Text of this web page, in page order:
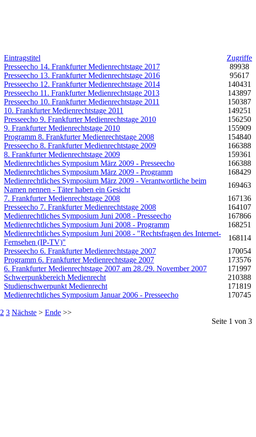
Eintragstitel
Zugriffe
Presseecho 14. Frankfurter Medienrechtstage 2017
89938
Presseecho 13. Frankfurter Medienrechtstage 2016
95617
Presseecho 12. Frankfurter Medienrechtstage 2014
140431
Presseecho 11. Frankfurter Medienrechtstage 2013
143897
Presseecho 10. Frankfurter Medienrechtstage 2011
150387
10. Frankfurter Medienrechtstage 2011
149251
Presseecho 9. Frankfurter Medienrechtstage 2010
156250
9. Frankfurter Medienrechtstage 2010
155909
Programm 8. Frankfurter Medienrechtstage 2008
154840
Presseecho 8. Frankfurter Medienrechtstage 2009
166388
8. Frankfurter Medienrechtstage 2009
159361
Medienrechtliches Symposium März 2009 - Presseecho
166388
Medienrechtliches Symposium März 2009 - Programm
168429
Medienrechtliches Symposium März 2009 - Verantwortliche beim
Namen nennen - Täter haben ein Gesicht
169463
7. Frankfurter Medienrechtstage 2008
167136
Presseecho 7. Frankfurter Medienrechtstage 2008
164107
Medienrechtliches Symposium Juni 2008 - Presseecho
167866
Medienrechtliches Symposium Juni 2008 - Programm
168251
Medienrechtliches Symposium Juni 2008 - "Rechtsfragen des Internet-
Fernsehen (IP-TV)"
168114
Presseecho 6. Frankfurter Medienrechtstage 2007
170054
Programm 6. Frankfurter Medienrechtstage 2007
173576
6. Frankfurter Medienrechtstage 2007 am 28./29. November 2007
171997
Schwerpunkbereich Medienrecht
210388
Studienschwerpunkt Medienrecht
171819
Medienrechtliches Symposium Januar 2006 - Presseecho 170745
2 3 Nächste > Ende >>
Seite 1 von 3